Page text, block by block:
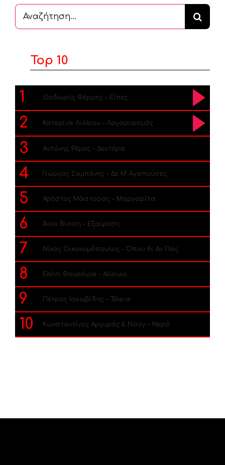
Αναζήτηση
...
Top 10
1 Θοδωρής Φέρρης – Είπες
2 Κατερίνα Λιόλιου – Λογαριασμός
3 Αντώνης Ρέμος – Δευτέρα
4 Γιώργος Σαμπάνης – Δε Μ’ Αγαπούσες
5 Χρήστος Μάστορας – Μαργαρίτα
6 Άννα Βίσση – Εξαίρεση
7 Νίκος Οικονομόπουλος – Όπου Κι Αν Πας
8 Ελένη Φουρέιρα – Alleluia
9 Πέτρος Ιακωβίδης – Τέλεια
10 Κωνσταντίνος Αργυρός & Noizy – Νερό